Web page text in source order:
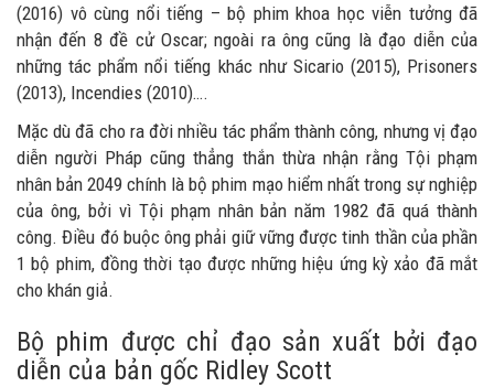
(2016) vô cùng nổi tiếng – bộ phim khoa học viễn tưởng đã
nhận đến 8 đề cử Oscar; ngoài ra ông cũng là đạo diễn của
những tác phẩm nổi tiếng khác như Sicario (2015), Prisoners
(2013), Incendies (2010)….
Mặc dù đã cho ra đời nhiều tác phẩm thành công, nhưng vị đạo
diễn người Pháp cũng thẳng thắn thừa nhận rằng Tội phạm
nhân bản 2049 chính là bộ phim mạo hiểm nhất trong sự nghiệp
của ông, bởi vì Tội phạm nhân bản năm 1982 đã quá thành
công. Điều đó buộc ông phải giữ vững được tinh thần của phần
1 bộ phim, đồng thời tạo được những hiệu ứng kỳ xảo đã mắt
cho khán giả.
Bộ phim được chỉ đạo sản xuất bởi đạo
diễn của bản gốc Ridley Scott